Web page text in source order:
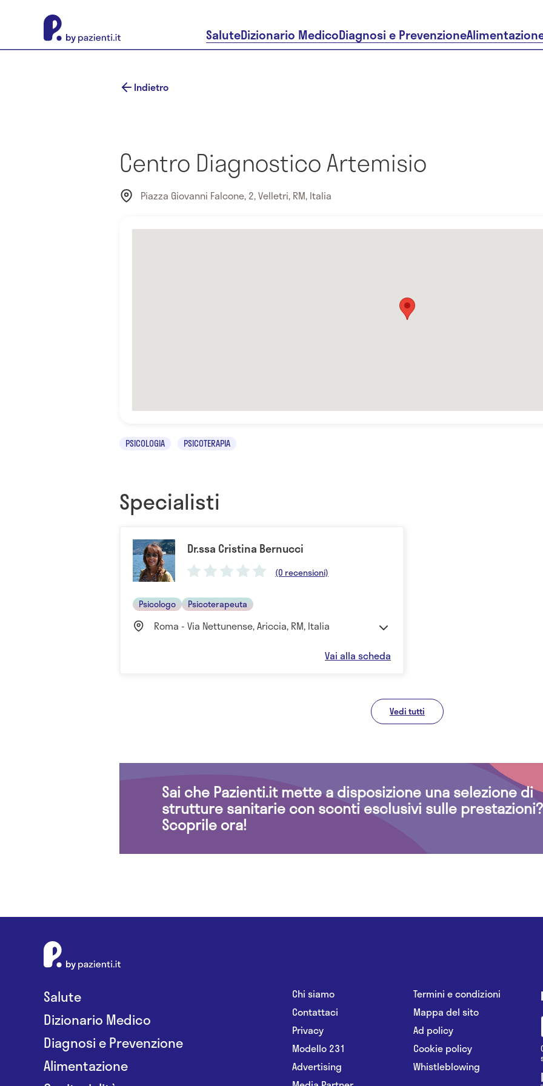
SaluteDizionario MedicoDiagnosi e Prevenzione
Indietro
Centro Diagnostico Artemisio
Piazza Giovanni Falcone, 2, Velletri, RM, Italia
PSICOLOGIA PSICOTERAPIA
Specialisti
Dr.ssa Cristina Bernucci
(0 recensioni)
Psicologo Psicoterapeuta
Roma - Via Nettunense, Ariccia, RM, Italia
Vai alla scheda
Vedi tutti
Sai che Pazienti.it mette a disposizione una selezione di
strutture sanitarie con sconti esclusivi sulle prestazioni?
Scoprile ora!
Salute
Dizionario Medico
Diagnosi e Prevenzione
Alimentazione
Chi siamo
Contattaci
Privacy
Modello 231
Advertising
Termini e condizioni
Mappa del sito
Ad policy
Cookie policy
Whistleblowing